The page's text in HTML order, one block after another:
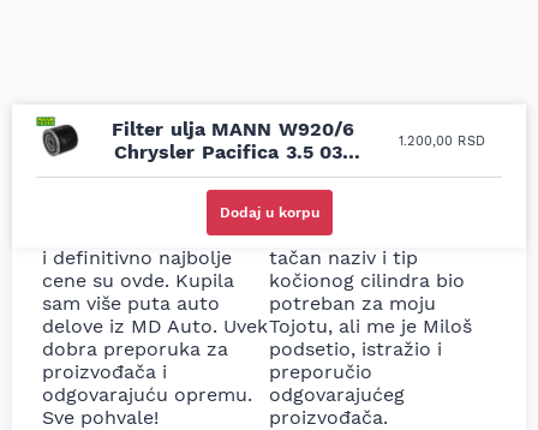
Filter ulja MANN W920/6
Chrysler Pacifica 3.5 03-
Voyager 3.3 91-
1.200,00 RSD
Dodaj u korpu
Uporedila sam sve
prodavnice auto delova
i definitivno najbolje
cene su ovde. Kupila
sam više puta auto
delove iz MD Auto. Uvek
dobra preporuka za
proizvođača i
odgovarajuću opremu.
Sve pohvale!
Odlična usluga i
ljubazni prodavci.
Nisam bio siguran koji je
tačan naziv i tip
kočionog cilindra bio
potreban za moju
Tojotu, ali me je Miloš
podsetio, istražio i
preporučio
odgovarajućeg
proizvođača.